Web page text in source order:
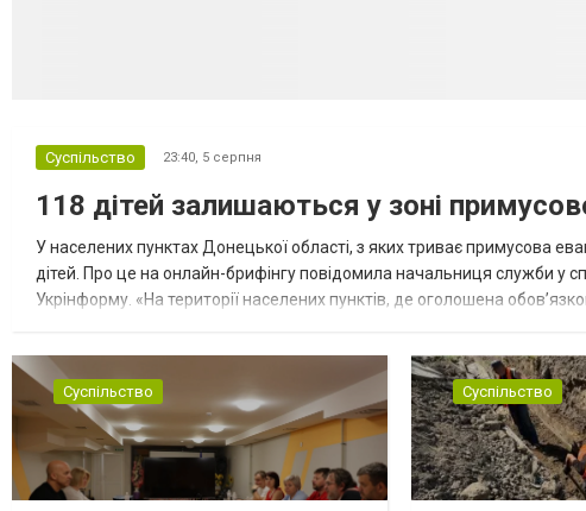
Суспільство 23:40, 5 серпня
118 дітей залишаються у зоні
У населених пунктах Донецької області, з яких триває примусова
дітей. Про це на онлайн-брифінгу повідомила начальниця служби
Укрінформу. «На території населених пунктів, де оголошена
Суспільство Суспільство